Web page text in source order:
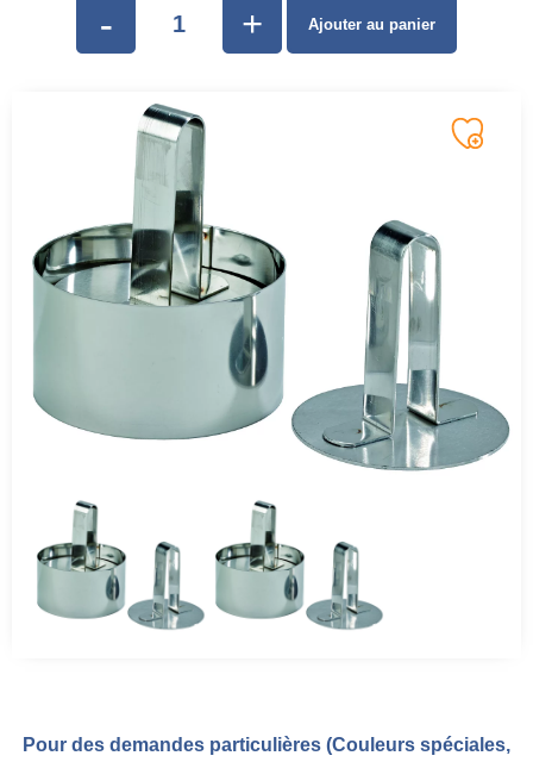
- + Ajouter au panier
Pour des demandes particulières (Couleurs spéciales,